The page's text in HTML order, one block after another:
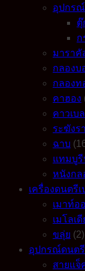
อุปกร
ตุ๊
ก
มาราคั
กลองบ
กลองท
คาฮอง
คาวเบล
ระฆังร
ฉาบ
แทมบู
หนังกล
เครื่องดนตรีเ
เมาท์อ
เมโลเ
ขลุ่ย (2)
อุปกรณ์ดนตรี
สายแจ็